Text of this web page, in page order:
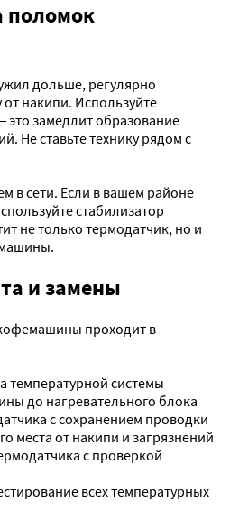
поломок
дольше, регулярно
накипи. Используйте
замедлит образование
Не ставьте технику рядом с
в сети. Если в вашем районе
стабилизатор
не только термодатчик, но и
и замены
проходит в
температурной системы
до нагревательного блока
с сохранением проводки
места от накипи и загрязнений
с проверкой
всех температурных